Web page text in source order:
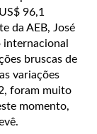
96,1
da AEB, José
bruscas de
variações
foram muito
momento,